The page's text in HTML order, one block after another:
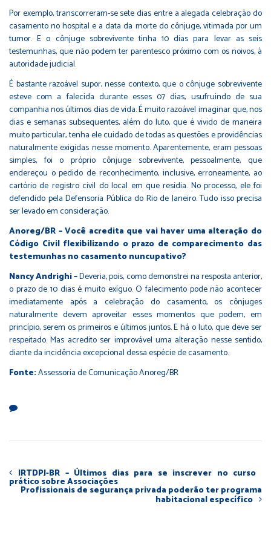
Por exemplo, transcorreram-se sete dias entre a alegada celebração do
casamento no hospital e a data da morte do cônjuge, vitimada por um
tumor. E o cônjuge sobrevivente tinha 10 dias para levar as seis
testemunhas, que não podem ter parentesco próximo com os noivos, à
autoridade judicial.
É bastante razoável supor, nesse contexto, que o cônjuge sobrevivente
esteve com a falecida durante esses 07 dias, usufruindo de sua
companhia nos últimos dias de vida. É muito razoável imaginar que, nos
dias e semanas subsequentes, além do luto, que é vivido de maneira
muito particular, tenha ele cuidado de todas as questões e providências
naturalmente exigidas nesse momento. Aparentemente, eram pessoas
simples, foi o próprio cônjuge sobrevivente, pessoalmente, que
endereçou o pedido de reconhecimento, inclusive, erroneamente, ao
cartório de registro civil do local em que residia. No processo, ele foi
defendido pela Defensoria Pública do Rio de Janeiro. Tudo isso precisa
ser levado em consideração.
Anoreg/BR – Você acredita que vai haver uma alteração do
Código Civil flexibilizando o prazo de comparecimento das
testemunhas no casamento nuncupativo?
Nancy Andrighi –Deveria, pois, como demonstrei na resposta anterior,
o prazo de 10 dias é muito exíguo. O falecimento pode não acontecer
imediatamente após a celebração do casamento, os cônjuges
naturalmente devem aproveitar esses momentos que podem, em
princípio, serem os primeiros e últimos juntos. E há o luto, que deve ser
respeitado. Mas acredito ser improvável uma alteração nesse sentido,
diante da incidência excepcional dessa espécie de casamento.
Fonte:Assessoria de Comunicação Anoreg/BR
IRTDPJ-BR – Últimos dias para se inscrever no curso
prático sobre Associações
Profissionais de segurança privada poderão ter programa
habitacional específico